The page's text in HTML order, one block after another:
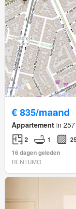
€ 835/maand
Appartement in
2 1
16 dagen geleden
RENTUMO